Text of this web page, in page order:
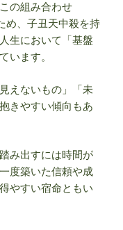
の組み合わせ
め、子丑天中殺を持
生において「基盤
います。
えないもの」「未
きやすい傾向もあ
み出すには時間が
度築いた信頼や成
やすい宿命ともい